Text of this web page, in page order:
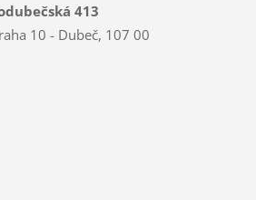
413
10 - Dubeč, 107 00